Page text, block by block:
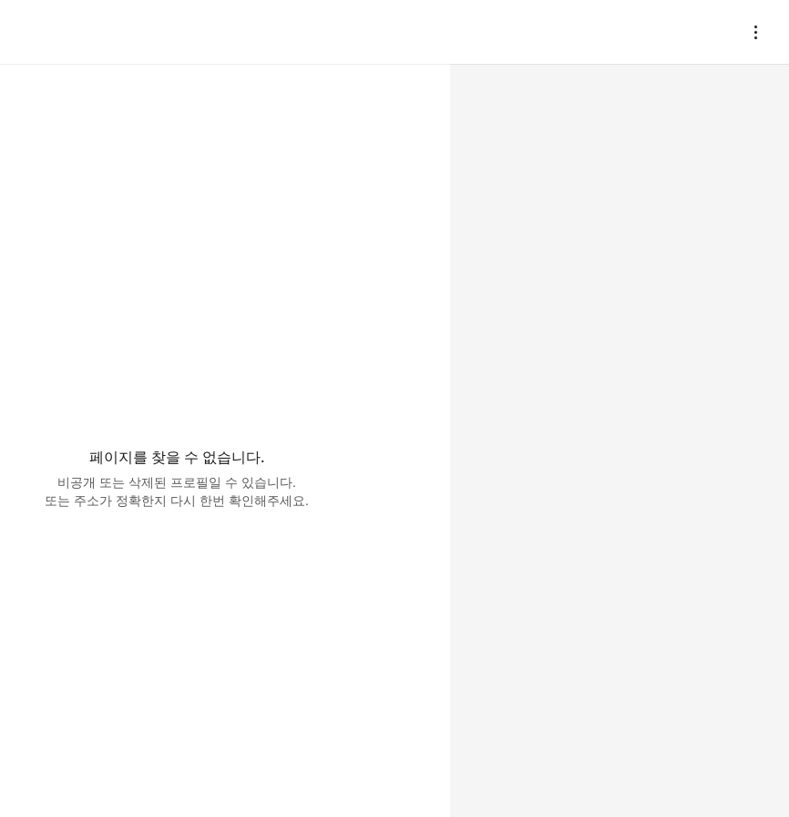
페이지를 찾을 수 없습니다.
비공개 또는 삭제된 프로필일 수 있습니다.
또는 주소가 정확한지 다시 한번 확인해주세요.